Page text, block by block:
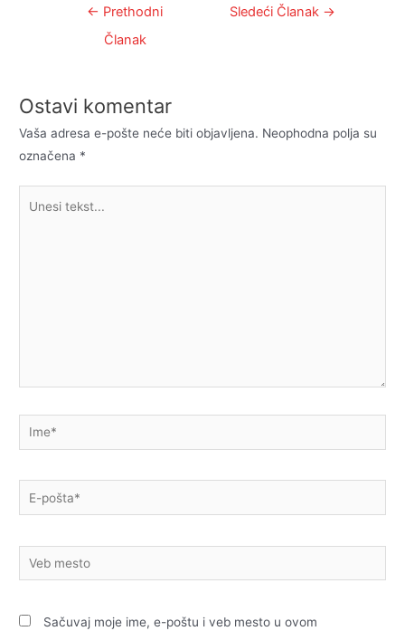
Kretanje← Prethodni
Članak
Sledeći Članak →
Ostavi komentar
Vaša adresa e-pošte neće biti objavljena. Neophodna polja su
označena *
Ime*
E-
pošta*
Veb
mesto
Sačuvaj moje ime, e-poštu i veb mesto u ovom